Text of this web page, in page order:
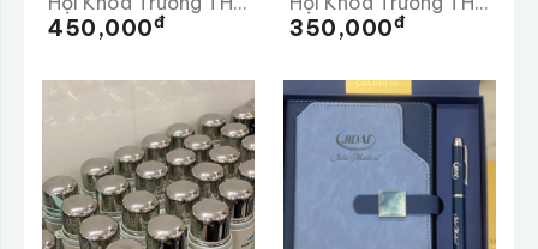
450,000Đ 350,000Đ